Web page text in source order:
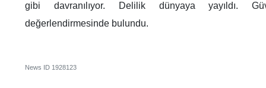
gibi davranılıyor. Delilik dünyaya yayıldı.
değerlendirmesinde bulundu.
News ID 1928123